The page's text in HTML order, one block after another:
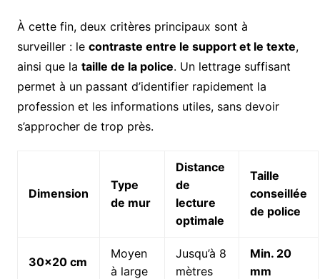
À cette fin, deux critères principaux sont à
surveiller : le contraste entre le support et le texte,
ainsi que la taille de la police. Un lettrage suffisant
permet à un passant d’identifier rapidement la
profession et les informations utiles, sans devoir
s’approcher de trop près.
Dimension
Type
de mur
Distance
de
lecture
optimale
Taille
conseillée
de police
30×20 cm
Moyen
à large
Jusqu’à 8
mètres
Min. 20
mm